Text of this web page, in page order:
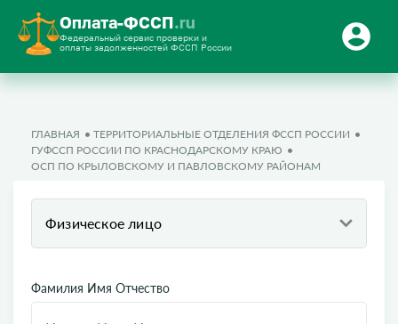
Оплата-ФССП.ru
Федеральный сервис проверки и
оплаты задолженностей ФССП России
ГЛАВНАЯ
ТЕРРИТОРИАЛЬНЫЕ ОТДЕЛЕНИЯ ФССП РОССИИ
ГУФССП РОССИИ ПО КРАСНОДАРСКОМУ КРАЮ
ОСП ПО КРЫЛОВСКОМУ И ПАВЛОВСКОМУ РАЙОНАМ
Физическое лицо
Фамилия Имя Отчество